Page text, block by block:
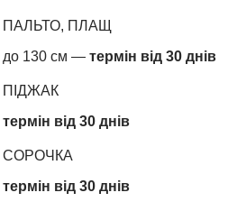
ПАЛЬТО, ПЛАЩ
до 130 см — термін від 30 днів
ПІДЖАК
термін від 30 днів
СОРОЧКА
термін від 30 днів